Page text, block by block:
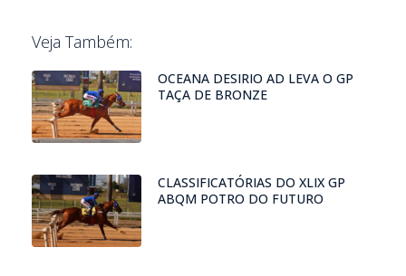
Veja Também:
OCEANA DESIRIO AD LEVA O GP
TAÇA DE BRONZE
CLASSIFICATÓRIAS DO XLIX GP
ABQM POTRO DO FUTURO